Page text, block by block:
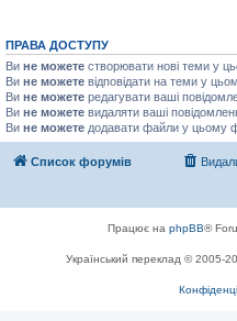
ПРАВА ДОСТУПУ
Ви не можете створювати нові теми у
Ви не можете відповідати на теми у
Ви не можете редагувати ваші
Ви не можете видаляти ваші
Ви не можете додавати файли у цьому
Список форумів
Працює на phpBB®
Український переклад © 2005-